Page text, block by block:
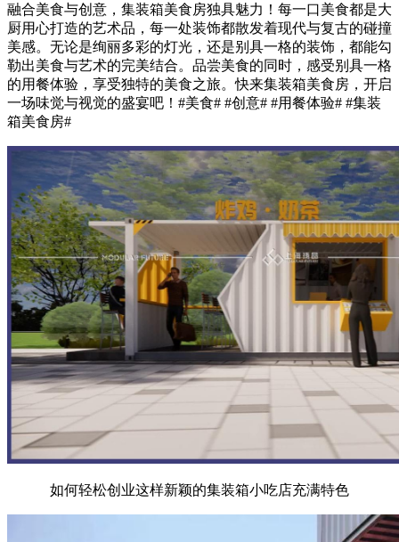
融合美食与创意，集装箱美食房独具魅力！每一口美食都是大
厨用心打造的艺术品，每一处装饰都散发着现代与复古的碰撞
美感。无论是绚丽多彩的灯光，还是别具一格的装饰，都能勾
勒出美食与艺术的完美结合。品尝美食的同时，感受别具一格
的用餐体验，享受独特的美食之旅。快来集装箱美食房，开启
一场味觉与视觉的盛宴吧！#美食# #创意# #用餐体验# #集装
箱美食房#
如何轻松创业这样新颖的集装箱小吃店充满特色